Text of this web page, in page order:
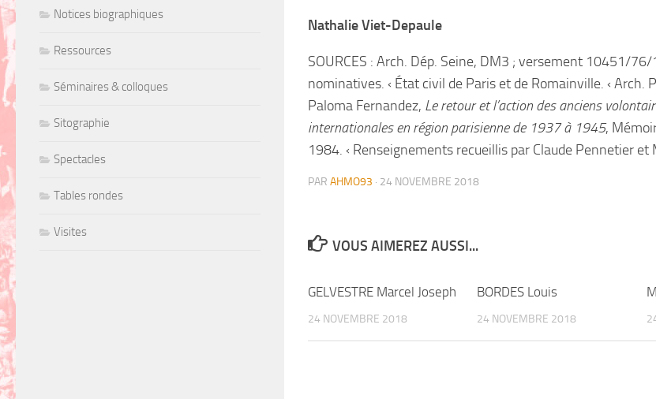
Nathalie Viet-Depaule
SOURCES : Arch. Dép. Seine, DM3 ; versement 10451/
nominatives. ‹ État civil de Paris et de Romainville. ‹ Arch.
Paloma Fernandez, Le retour et l’action des anciens
internationales en région parisienne de 1937 à 1945,
1984. ‹ Renseignements recueillis par Claude Pennetier et
PAR AHMO93 · 24 NOVEMBRE 2018
VOUS AIMEREZ AUSSI...
GELVESTRE Marcel Joseph
24 NOVEMBRE 2018
BORDES Louis
24 NOVEMBRE 2018
Notices biographiques
Ressources
Séminaires & colloques
Sitographie
Spectacles
Tables rondes
Visites